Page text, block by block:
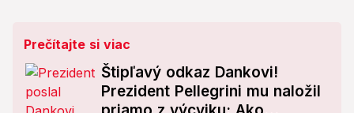
Prečítajte si viac
Štipľavý odkaz Dankovi!
Prezident Pellegrini mu naložil